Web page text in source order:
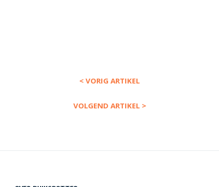
< VORIG ARTIKEL
VOLGEND ARTIKEL >